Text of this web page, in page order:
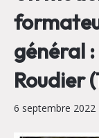
général
Roudier
6 septembre 2022